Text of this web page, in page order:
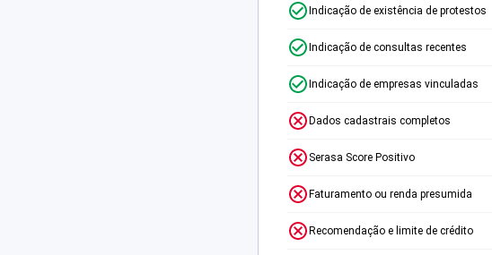
Indicação de existência de protestos
Indicação de consultas recentes
Indicação de empresas vinculadas
Dados cadastrais completos
Serasa Score Positivo
Faturamento ou renda presumida
Recomendação e limite de crédito